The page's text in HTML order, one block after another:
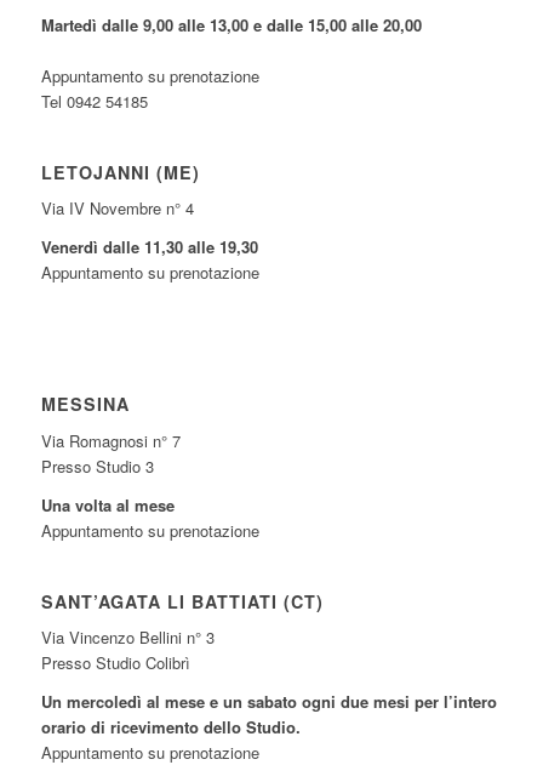
Martedì dalle 9,00 alle 13,00 e dalle 15,00 alle 20,00
Appuntamento su prenotazione
Tel 0942 54185
LETOJANNI (ME)
Via IV Novembre n° 4
Venerdì dalle 11,30 alle 19,30
Appuntamento su prenotazione
MESSINA
Via Romagnosi n° 7
Presso Studio 3
Una volta al mese
Appuntamento su prenotazione
SANT’AGATA LI BATTIATI (CT)
Via Vincenzo Bellini n° 3
Presso Studio Colibrì
Un mercoledì al mese e un sabato ogni due mesi per l’intero
orario di ricevimento dello Studio.
Appuntamento su prenotazione